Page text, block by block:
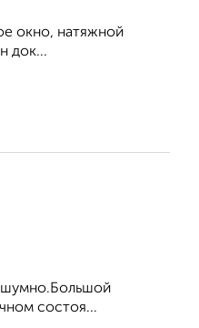
окно, натяжной
док...
состоя...